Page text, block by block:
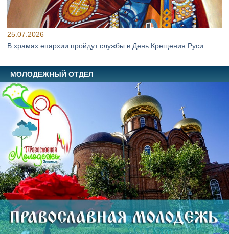
25.07.2026
В храмах епархии пройдут службы в День Крещения Руси
МОЛОДЕЖНЫЙ ОТДЕЛ